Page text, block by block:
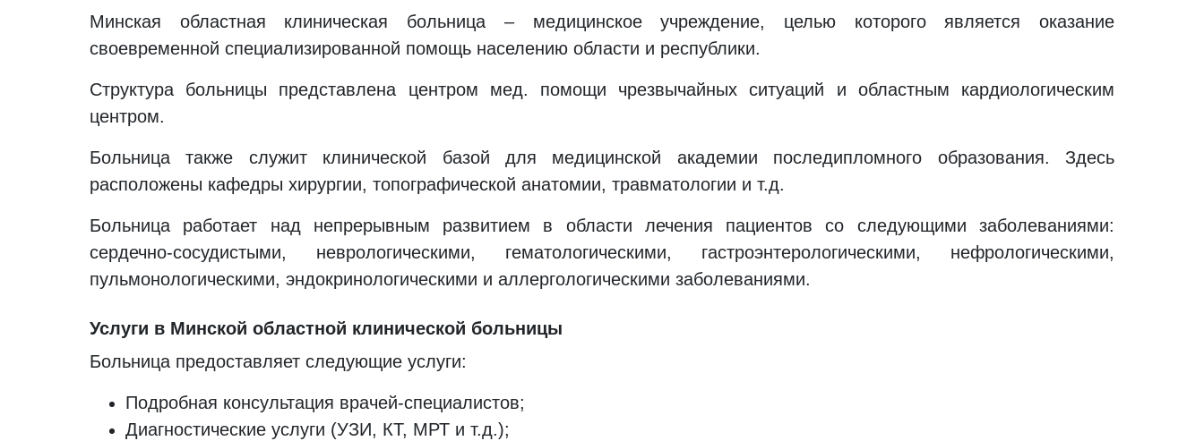
Минская областная клиническая больница – медицинское учреждение, целью которого является оказание
своевременной специализированной помощь населению области и республики.
Структура больницы представлена центром мед. помощи чрезвычайных ситуаций и областным кардиологическим
центром.
Больница также служит клинической базой для медицинской академии последипломного образования. Здесь
расположены кафедры хирургии, топографической анатомии, травматологии и т.д.
Больница работает над непрерывным развитием в области лечения пациентов со следующими заболеваниями:
сердечно-сосудистыми, неврологическими, гематологическими, гастроэнтерологическими, нефрологическими,
пульмонологическими, эндокринологическими и аллергологическими заболеваниями.
Услуги в Минской областной клинической больницы
Больница предоставляет следующие услуги:
Подробная консультация врачей-специалистов;
Диагностические услуги (УЗИ, КТ, МРТ и т.д.);